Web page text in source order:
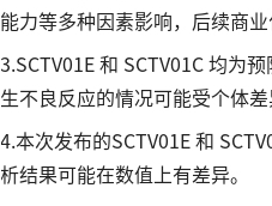
能力等多种因素影响，后续商业
3.SCTV01E 和 SCTV01C 均为
生不良反应的情况可能受个体差
4.本次发布的SCTV01E 和
析结果可能在数值上有差异。